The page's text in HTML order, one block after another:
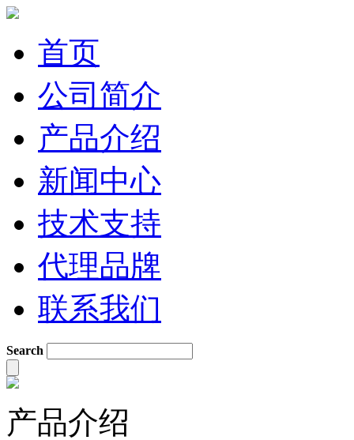
首页
公司简介
产品介绍
新闻中心
技术支持
代理品牌
联系我们
Search
产品介绍